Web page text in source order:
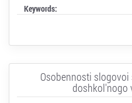
Keywords:
Osobennosti
doshkol'nogo